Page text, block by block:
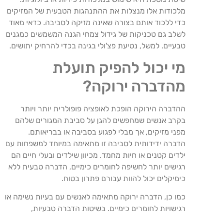
מלכודות אלו מנצלות את ההתנהגות הטבעית של המזיקים
כדי ללכוד אותם בצורה שאינה מזיקה לסביבה. כדאי מאוד
לשלב גם טכניקות של גידול צמחי הגנה המשמשים כמגנים
טבעיים. למשל, נטיעת פצ'ולי בגינה בכדי להרחיק יתושים.
מי יכול להפיק תועלת
מהדברה ירוקה?
ההדברה הירוקה הופכת לאופציה פופולרית יותר ויותר
בקרב אנשים שמחפשים להגן על סביבת המגורים שלהם
מפני מזיקים, אך מבלי לפגוע בסביבה או בבריאותם.
הדברה ידידותית לסביבה זו מתאימה במיוחד למשפחות עם
ילדים קטנים או חיות מחמד. מכיוון שילדים ובעלי חיים הם
רגישים יותר לחשיפה לחומרים כימיים, הדברה טבעית ללא
כימיקלים יכול להוות עבורם פתרון בטוח.
כמו כן, הדברה ירוקה מתאימה לאנשים עם בעיות נשימה או
רגישויות לחומרים כימיים. בשיטות הדברה טבעיות,